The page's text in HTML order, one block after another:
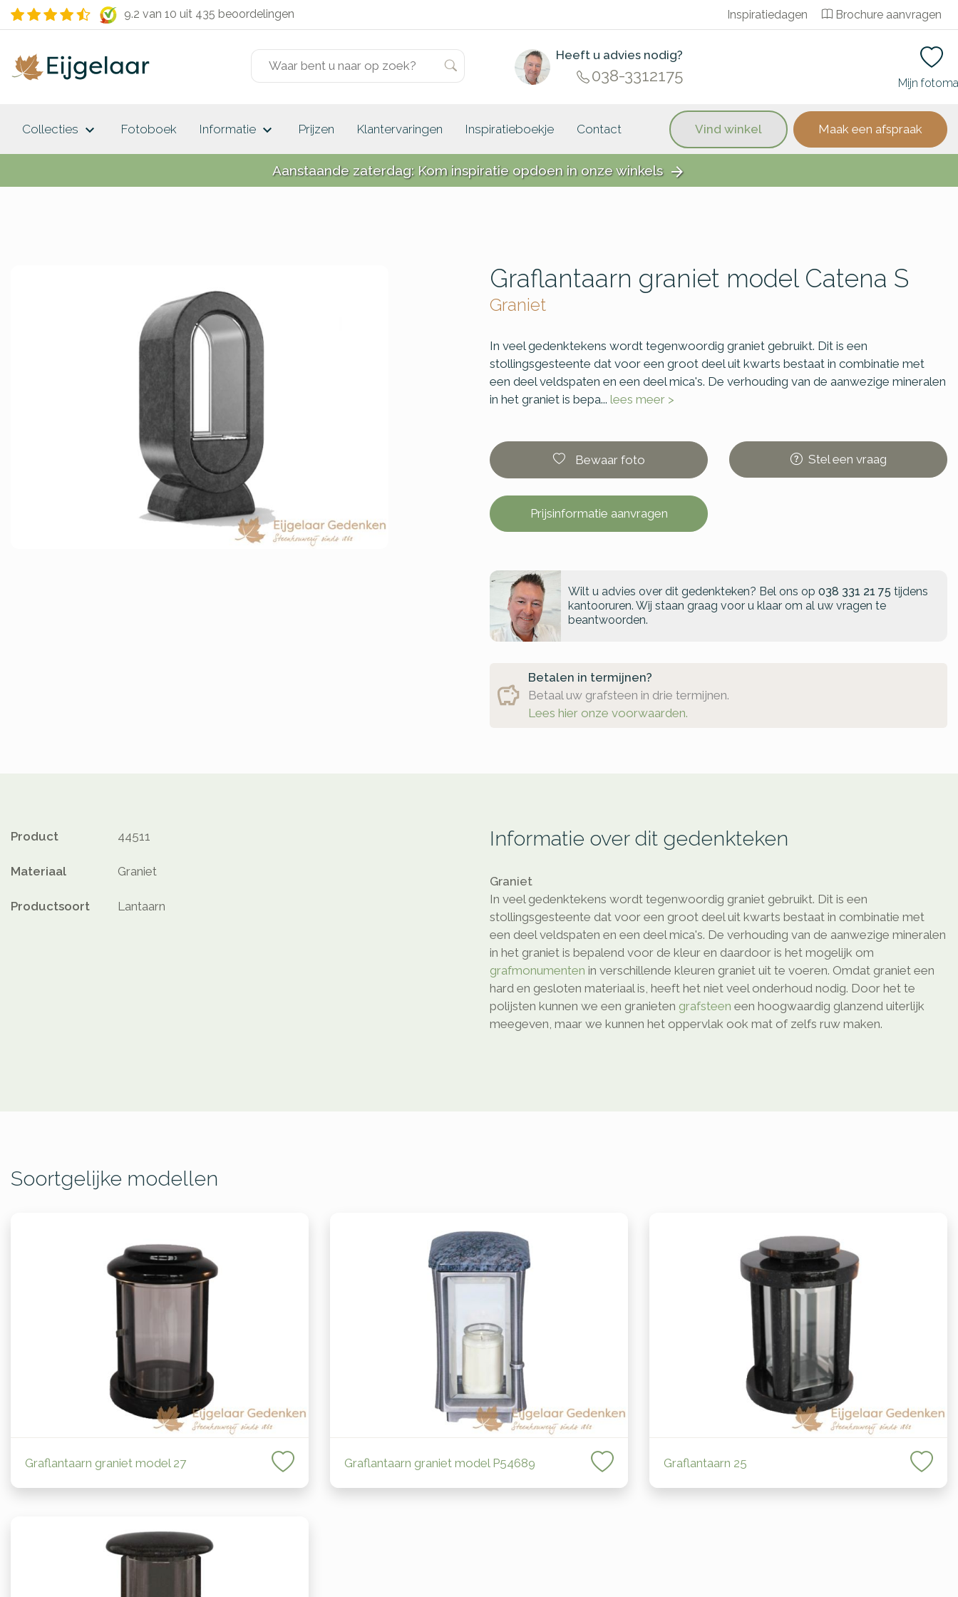
9.2 van 10 uit 435 beoordelingen Inspiratiedagen Brochure aanvragen
Heeft u advies nodig?
038-3312175 Mijn
Collecties keyboard_arrow_down Fotoboek Informatie keyboard_arrow_down Prijzen Klantervaringen Inspiratieboekje Contact Vind winkel Maak een afspraak
Aanstaande zaterdag: Kom inspiratie opdoen in onze winkels arrow_forward
Graflantaarn graniet model Catena S
Graniet
In veel gedenktekens wordt tegenwoordig graniet gebruikt. Dit is een
stollingsgesteente dat voor een groot deel uit kwarts bestaat in combinatie met
een deel veldspaten en een deel mica's. De verhouding van de aanwezige mineralen
in het graniet is bepa... lees meer >
Bewaar foto Steleen vraag
Prijsinformatie aanvragen
Wilt u advies over dit gedenkteken? Bel ons op 038 331 21 75 tijdens
kantooruren. Wij staan graag voor u klaar om al uw vragen te
beantwoorden.
Betalen in termijnen?
Betaal uw grafsteen in drie termijnen.
Lees hier onze voorwaarden.
Product 44511
Materiaal Graniet
Productsoort Lantaarn
Informatie over dit gedenkteken
Graniet
In veel gedenktekens wordt tegenwoordig graniet gebruikt. Dit is een
stollingsgesteente dat voor een groot deel uit kwarts bestaat in combinatie met
een deel veldspaten en een deel mica's. De verhouding van de aanwezige mineralen
in het graniet is bepalend voor de kleur en daardoor is het mogelijk om
grafmonumenten in verschillende kleuren graniet uit te voeren. Omdat graniet een
hard en gesloten materiaal is, heeft het niet veel onderhoud nodig. Door het te
polijsten kunnen we een granieten grafsteen een hoogwaardig glanzend uiterlijk
meegeven, maar we kunnen het oppervlak ook mat of zelfs ruw maken.
Soortgelijke modellen
Graflantaarn graniet model 27 Graflantaarn graniet model P54689 Graflantaarn 25